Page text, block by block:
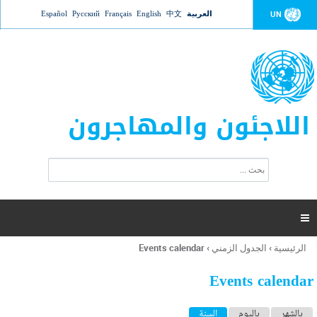
Jump to navigation UN العربية 中文
English
Français
Русский
Español
اللاجئون والمهاجرون
ت
ر
ل
ح
ب

أنت
هنا
الرئيسية › الجدول الزمني ›
Events calendar
Events calendar